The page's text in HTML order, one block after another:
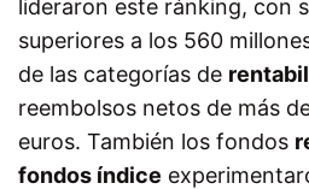
lideraron este ránking, con
superiores a los 560
de las categorías de
reembolsos netos de más
euros. También los fondos
fondos índice